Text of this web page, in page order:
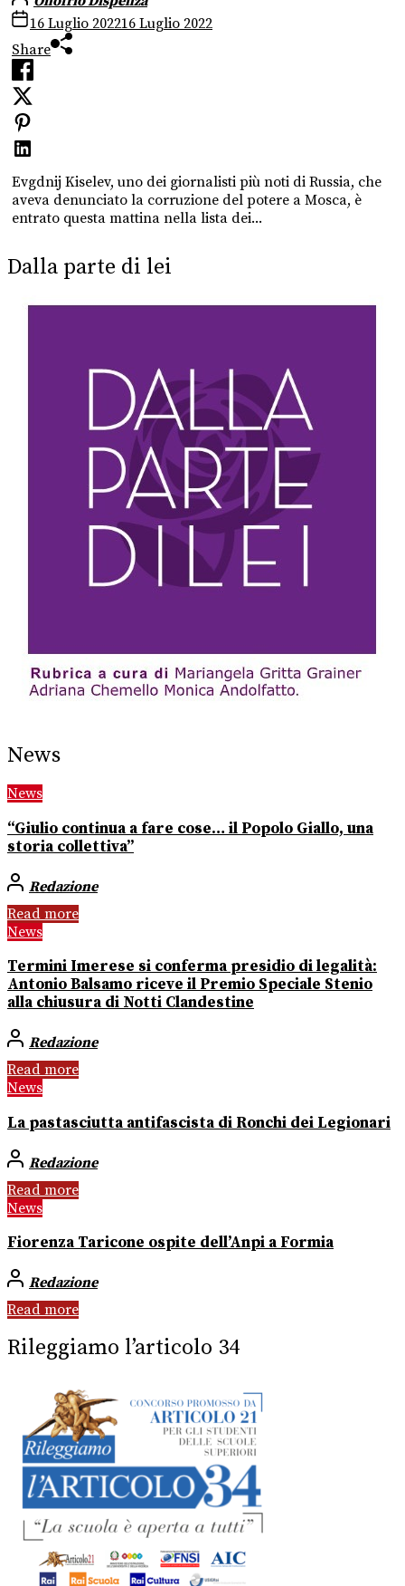
16 Luglio 202216 Luglio 2022
Share
Evgdnij Kiselev, uno dei giornalisti più noti di Russia, che
aveva denunciato la corruzione del potere a Mosca, è
entrato questa mattina nella lista dei...
Dalla parte di lei
News
News
“Giulio continua a fare cose… il Popolo Giallo, una
storia collettiva”
Redazione
Read more
News
Termini Imerese si conferma presidio di legalità:
Antonio Balsamo riceve il Premio Speciale Stenio
alla chiusura di Notti Clandestine
Redazione
Read more
News
La pastasciutta antifascista di Ronchi dei Legionari
Redazione
Read more
News
Fiorenza Taricone ospite dell’Anpi a Formia
Redazione
Read more
Rileggiamo l’articolo 34